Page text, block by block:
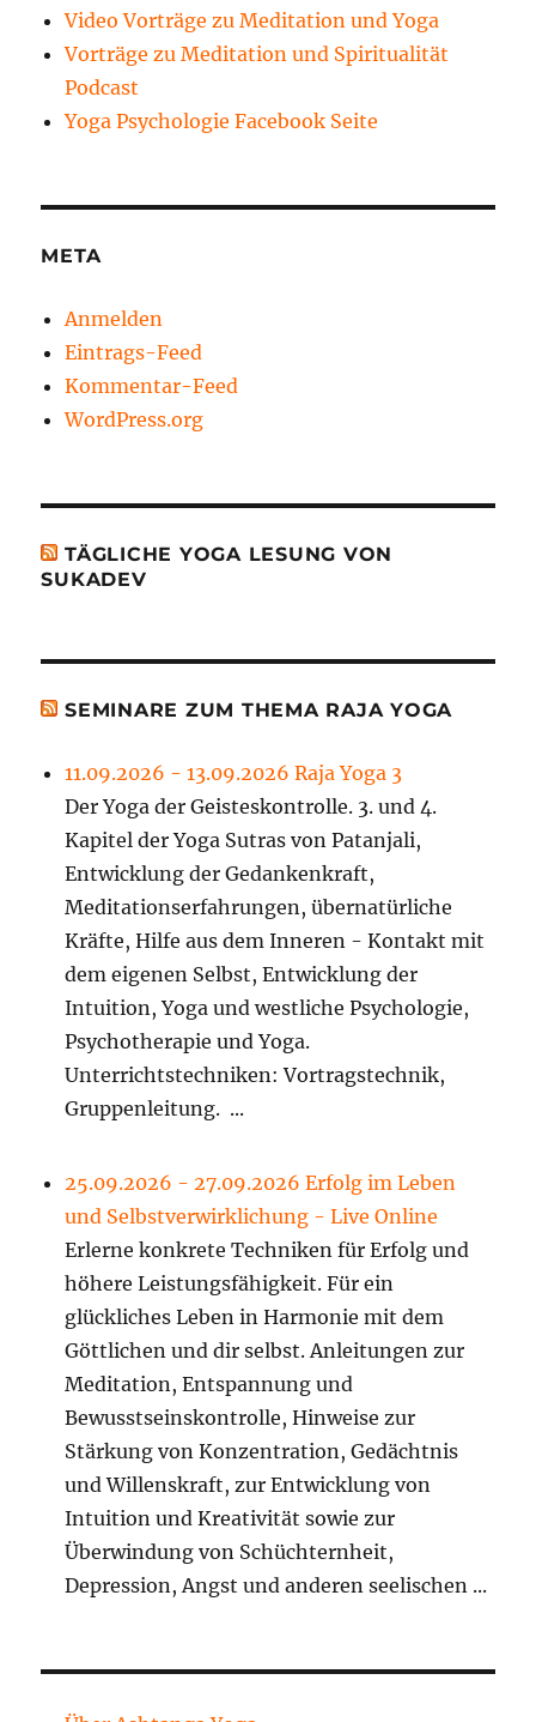
Video Vorträge zu Meditation und Yoga
Vorträge zu Meditation und Spiritualität
Podcast
Yoga Psychologie Facebook Seite
META
Anmelden
Eintrags-Feed
Kommentar-Feed
WordPress.org
TÄGLICHE YOGA LESUNG VON
SUKADEV
SEMINARE ZUM THEMA RAJA YOGA
11.09.2026 - 13.09.2026 Raja Yoga 3
Der Yoga der Geisteskontrolle. 3. und 4.
Kapitel der Yoga Sutras von Patanjali,
Entwicklung der Gedankenkraft,
Meditationserfahrungen, übernatürliche
Kräfte, Hilfe aus dem Inneren - Kontakt mit
dem eigenen Selbst, Entwicklung der
Intuition, Yoga und westliche Psychologie,
Psychotherapie und Yoga.
Unterrichtstechniken: Vortragstechnik,
Gruppenleitung. ...
25.09.2026 - 27.09.2026 Erfolg im Leben
und Selbstverwirklichung - Live Online
Erlerne konkrete Techniken für Erfolg und
höhere Leistungsfähigkeit. Für ein
glückliches Leben in Harmonie mit dem
Göttlichen und dir selbst. Anleitungen zur
Meditation, Entspannung und
Bewusstseinskontrolle, Hinweise zur
Stärkung von Konzentration, Gedächtnis
und Willenskraft, zur Entwicklung von
Intuition und Kreativität sowie zur
Überwindung von Schüchternheit,
Depression, Angst und anderen seelischen ...